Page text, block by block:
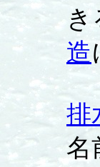
造
排
名